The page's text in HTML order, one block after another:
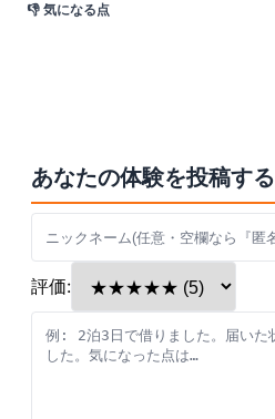
👎 気になる点
あなたの体験を投稿する
評価: